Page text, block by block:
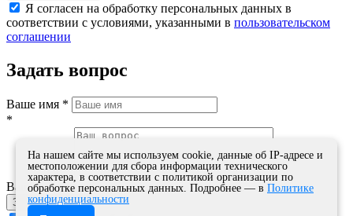
Я согласен на обработку персональных данных в
соответствии с условиями, указанными в пользовательском
соглашении
Задать вопрос
Ваше имя *
*
Ваш вопрос
На нашем сайте мы используем cookie, данные об IP-адресе и
местоположении для сбора информации технического
характера, в соответствии с политикой организации по
обработке персональных данных. Подробнее — в Политике
конфиденциальности